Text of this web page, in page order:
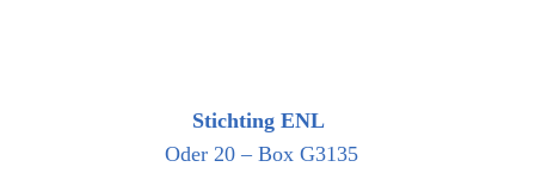
Stichting ENL
Oder 20 – Box G3135